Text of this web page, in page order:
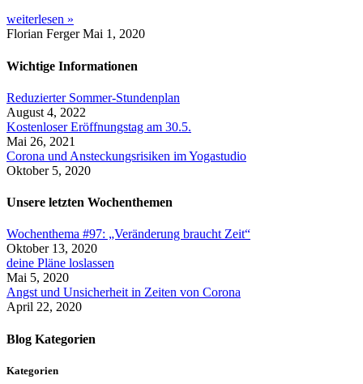
weiterlesen »
Florian FergerMai 1, 2020
Wichtige Informationen
Reduzierter Sommer-Stundenplan
August 4, 2022
Kostenloser Eröffnungstag am 30.5.
Mai 26, 2021
Corona und Ansteckungsrisiken im Yogastudio
Oktober 5, 2020
Unsere letzten Wochenthemen
Wochenthema #97: „Veränderung braucht Zeit“
Oktober 13, 2020
deine Pläne loslassen
Mai 5, 2020
Angst und Unsicherheit in Zeiten von Corona
April 22, 2020
Blog Kategorien
Kategorien